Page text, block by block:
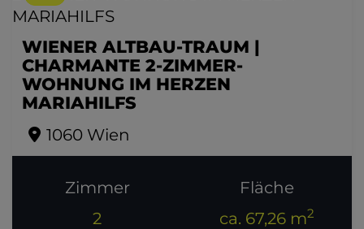
WIENER ALTBAU-TRAUM |
CHARMANTE 2-ZIMMER-
WOHNUNG IM HERZEN
MARIAHILFS
1060 Wien
Zimmer
2
Fläche
ca. 67,26 m2